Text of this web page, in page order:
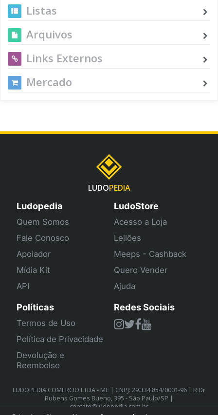
Listas
Arquivos
Links Externos
Mercado
LUDOPEDIA
Ludopedia
Quem Somos
Fale Conosco
Apoiador
Mídia Kit
API
LudoStore
Acesso a Loja
Leilões
Meeps - Cashback
Quero Vender
Ajuda
Políticas
Termos de Uso
Política de Privacidade
Devolução e
Reembolso
Redes Sociais
LUDOPEDIA COMERCIO LTDA - ME | CNPJ: 29.334.854/0001-96 | R Dr
Rubens Gomes Bueno, 395 - São Paulo/SP |
contato@ludopedia.com.br